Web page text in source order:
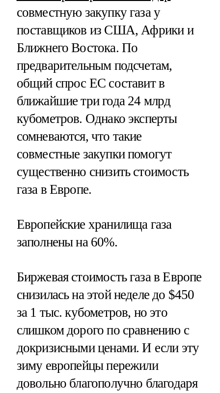
совместную закупку газа у
поставщиков из США, Африки и
Ближнего Востока. По
предварительным подсчетам,
общий спрос ЕС составит в
ближайшие три года 24 млрд
кубометров. Однако эксперты
сомневаются, что такие
совместные закупки помогут
существенно снизить стоимость
газа в Европе.
Европейские хранилища газа
заполнены на 60%.
Биржевая стоимость газа в Европе
снизилась на этой неделе до $450
за 1 тыс. кубометров, но это
слишком дорого по сравнению с
докризисными ценами. И если эту
зиму европейцы пережили
довольно благополучно благодаря